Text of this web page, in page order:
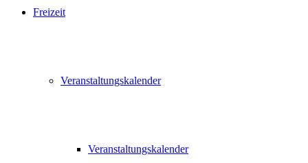
Freizeit
Veranstaltungskalender
Veranstaltungskalender